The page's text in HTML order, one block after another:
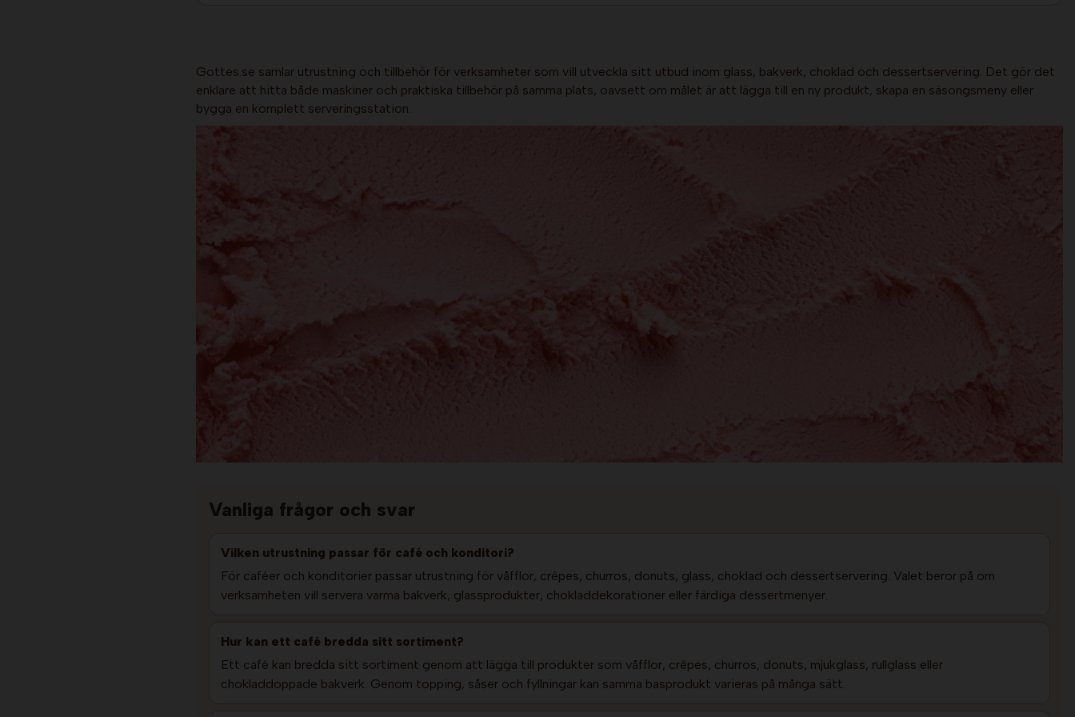
Gottes.se samlar utrustning och tillbehör för verksamheter som vill utveckla sitt utbud inom glass, bakverk, choklad och dessertservering. Det gör det
enklare att hitta både maskiner och praktiska tillbehör på samma plats, oavsett om målet är att lägga till en ny produkt, skapa en säsongsmeny eller
bygga en komplett serveringsstation.
Vanliga frågor och svar
Vilken utrustning passar för café och konditori?
För caféer och konditorier passar utrustning för våfflor, crêpes, churros, donuts, glass, choklad och dessertservering. Valet beror på om
verksamheten vill servera varma bakverk, glassprodukter, chokladdekorationer eller färdiga dessertmenyer.
Hur kan ett café bredda sitt sortiment?
Ett café kan bredda sitt sortiment genom att lägga till produkter som våfflor, crêpes, churros, donuts, mjukglass, rullglass eller
chokladdoppade bakverk. Genom topping, såser och fyllningar kan samma basprodukt varieras på många sätt.